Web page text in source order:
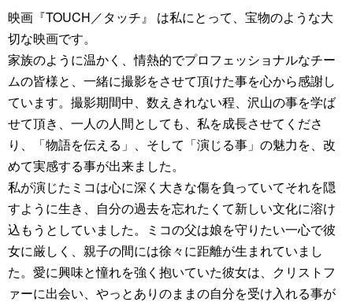
映画『TOUCH／タッチ』 は私にとって、宝物のような大
切な映画です。
家族のように温かく、情熱的でプロフェッショナルなチー
ムの皆様と、一緒に撮影をさせて頂けた事を心から感謝し
ています。撮影期間中、数えきれない程、沢山の事を学ば
せて頂き、一人の人間としても、私を成長させてくださ
り、「物語を伝える」、そして「演じる事」の魅力を、改
めて実感する事が出来ました。
私が演じたミコは心に深く大きな傷を負っていてそれを隠
すように生き、自分の過去を忘れたくて新しい文化に溶け
込もうとしていました。ミコの父は娘を守りたい一心で彼
女に厳しく、親子の間には徐々に距離が生まれていまし
た。愛に興味と憧れを強く抱いていた彼女は、クリストフ
ァーに出会い、やっとありのままの自分を受け入れる事が